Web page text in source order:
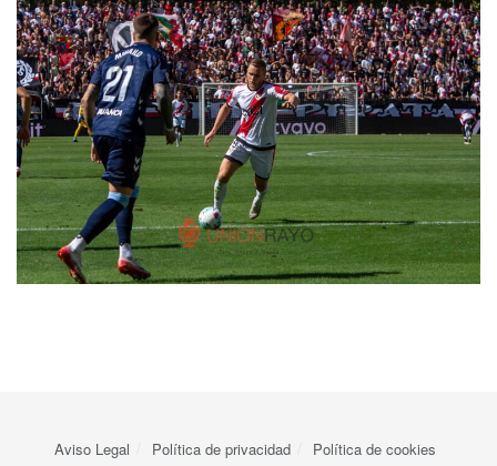
Aviso Legal Política de privacidad Política de cookies